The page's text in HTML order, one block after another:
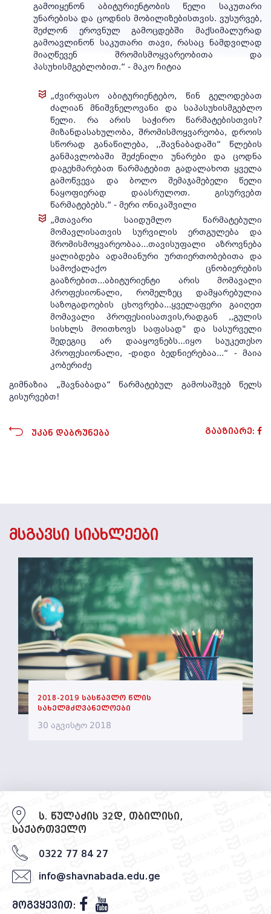
გამოიყენონ აბიტურიენტობის წელი საკუთარი
უნარებისა და ცოდნის მობილიზებისთვის. ვუსურვებ,
შეძლონ ეროვნულ გამოცდებში მაქსიმალურად
გამოავლინონ საკუთარი თავი, რასაც ნამდვილად
მიაღწევენ შრომისმოყვარეობითა და
პასუხისმგებლობით.“ - მაკო ჩიტია
„ძვირფასო აბიტურიენტებო, წინ გელოდებათ
ძალიან მნიშვნელოვანი და საპასუხისმგებლო
წელი. რა არის საჭირო წარმატებისთვის?
მიზანდასახულობა, შრომისმოყვარეობა, დროის
სწორად განაწილება, ,,შავნაბადაში“ წლების
განმავლობაში შეძენილი უნარები და ცოდნა
დაგეხმარებათ წარმატებით გადალახოთ ყველა
გამოწვევა და ბოლო შემაჯამებელი წელი
ნაყოფიერად დაასრულოთ. გისურვებთ
წარმატებებს.“ - მერი ონიკაშვილი
„მთავარი საიდუმლო წარმატებული
მომავლისათვის სურვილის ერთგულება და
შრომისმოყვარეობაა...თავისუფალი აზროვნება
ყალიბდება ადამიანური ურთიერთობებითა და
სამოქალაქო ცნობიერების
გააზრებით...აბიტურიენტი არის მომავალი
პროფესიონალი, რომელზეც დამყარებულია
საზოგადოების ცხოვრება...ყველაფერი გაიღეთ
მომავალი პროფესიისათვის,რადგან ,,გულის
სისხლს მოითხოვს საფასად" და სასურველი
შედეგიც არ დააყოვნებს...იყო საუკეთესო
პროფესიონალი, -დიდი ბედნიერებაა...“ - მაია
კობერიძე
გიმნაზია „შავნაბადა“ წარმატებულ გამოსაშვებ წელს
გისურვებთ!
უკან დაბრუნება გააზიარე:
მსგავსი სიახლეები
2018-2019 სასწავლო წლის
სახელმძღვანელოები
30 აგვისტო 2018
ს. წულაძის 32დ, თბილისი,
საქართველო
0322 77 84 27
info@shavnabada.edu.ge
მოგვყევით: